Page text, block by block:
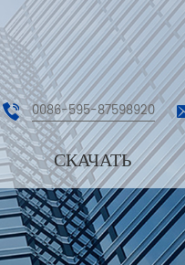
0086-595-87598920
СКАЧАТЬ